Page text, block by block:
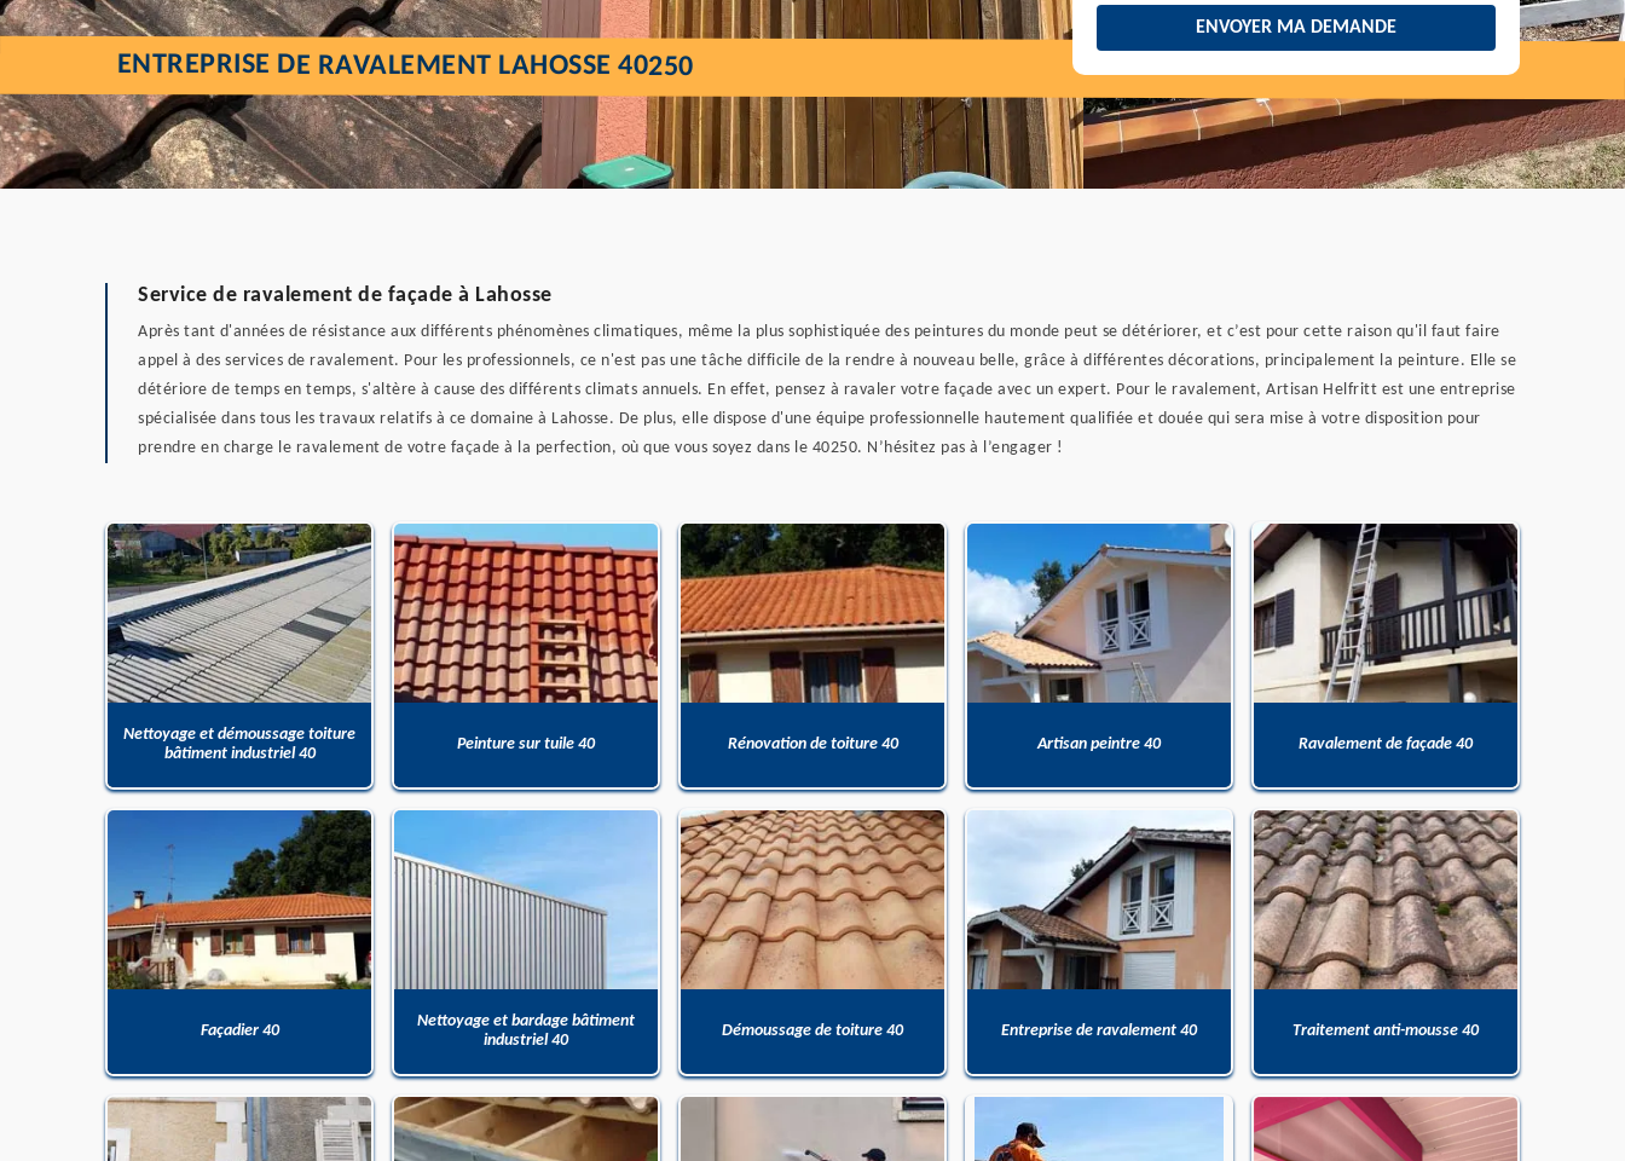
ENTREPRISE DE RAVALEMENT LAHOSSE 40250
Service de ravalement de façade à Lahosse
Après tant d'années de résistance aux différents phénomènes climatiques, même la plus sophistiquée des peintures du monde peut se détériorer, et c’est pour cette raison qu'il faut faire
appel à des services de ravalement. Pour les professionnels, ce n'est pas une tâche difficile de la rendre à nouveau belle, grâce à différentes décorations, principalement la peinture. Elle se
détériore de temps en temps, s'altère à cause des différents climats annuels. En effet, pensez à ravaler votre façade avec un expert. Pour le ravalement, Artisan Helfritt est une entreprise
spécialisée dans tous les travaux relatifs à ce domaine à Lahosse. De plus, elle dispose d'une équipe professionnelle hautement qualifiée et douée qui sera mise à votre disposition pour
prendre en charge le ravalement de votre façade à la perfection, où que vous soyez dans le 40250. N’hésitez pas à l’engager !
Nettoyage et démoussage toiture
bâtiment industriel 40
Peinture sur tuile 40 Rénovation de toiture 40 Artisan peintre 40 Ravalement de façade 40
Façadier 40
Nettoyage et bardage bâtiment
industriel 40
Démoussage de toiture 40 Entreprise de ravalement 40 Traitement anti-mousse 40